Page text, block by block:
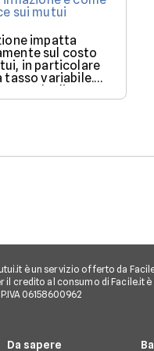
sui mutui
impatta
sul costo
in particolare
tasso variabile.
con la discesa
BCE, il mercato
è un servizio offerto da
credito al consumo di Facile.it
06158600962
Da sapere